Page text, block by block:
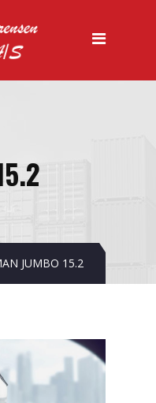
JUMBO 15.2